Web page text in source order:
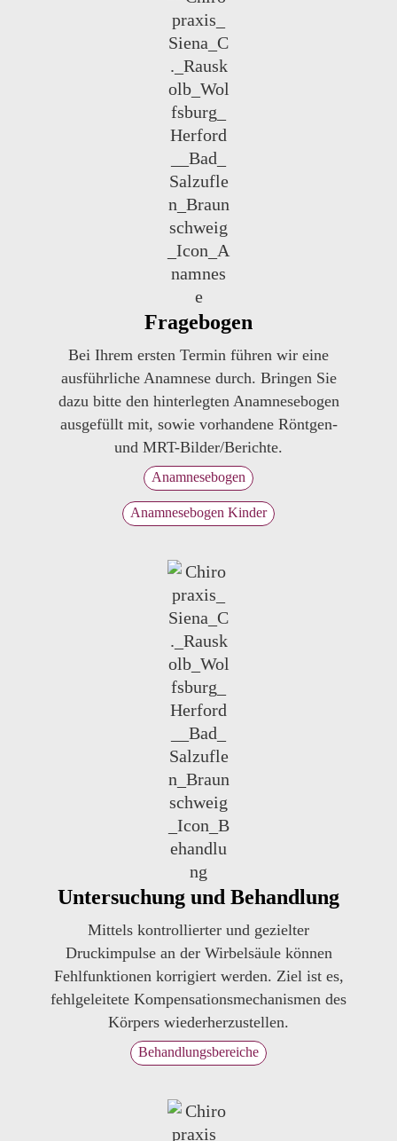
Fragebogen
Bei Ihrem ersten Termin führen wir eine
ausführliche Anamnese durch. Bringen Sie
dazu bitte den hinterlegten Anamnesebogen
ausgefüllt mit, sowie vorhandene Röntgen-
und MRT-Bilder/Berichte.
Anamnesebogen
Anamnesebogen Kinder
Untersuchung und Behandlung
Mittels kontrollierter und gezielter
Druckimpulse an der Wirbelsäule können
Fehlfunktionen korrigiert werden. Ziel ist es,
fehlgeleitete Kompensationsmechanismen des
Körpers wiederherzustellen.
Behandlungsbereiche